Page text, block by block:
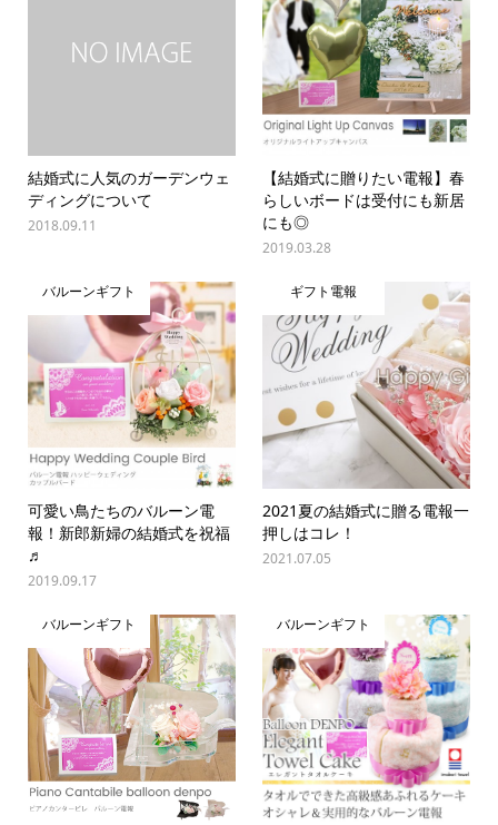
結婚式に人気のガーデンウェ
ディングについて
2018.09.11
【結婚式に贈りたい電報】春
らしいボードは受付にも新居
にも◎
2019.03.28
バルーンギフト
可愛い鳥たちのバルーン電
報！新郎新婦の結婚式を祝福
♬
2019.09.17
ギフト電報
2021夏の結婚式に贈る電報一
押しはコレ！
2021.07.05
バルーンギフト バルーンギフト